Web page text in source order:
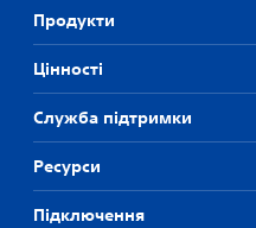
Продукти
Цiнностi
Служба підтримки
Ресурси
Підключення